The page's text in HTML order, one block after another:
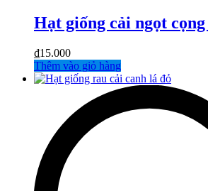
Hạt giống cải ngọt
₫15.000
Thêm vào giỏ hàng